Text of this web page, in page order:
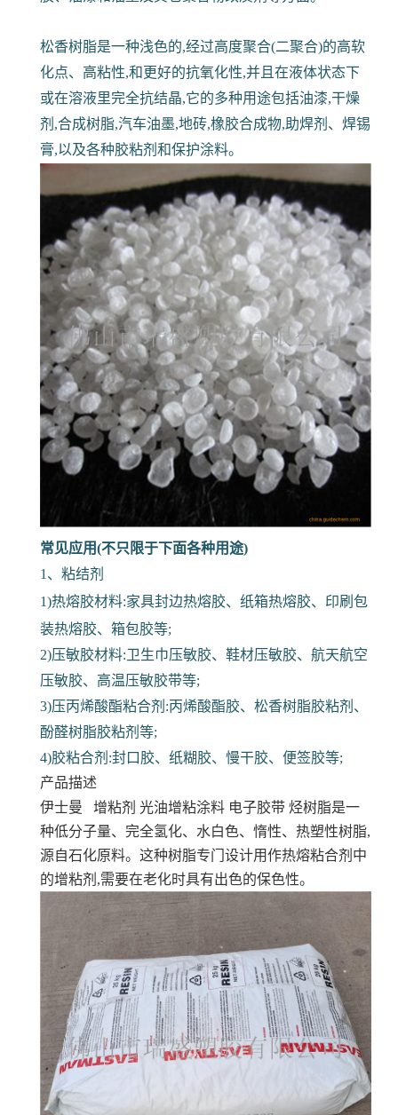
松香树脂是一种浅色的,经过高度聚合(二聚合)的高软
化点、高粘性,和更好的抗氧化性,并且在液体状态下
或在溶液里完全抗结晶,它的多种用途包括油漆,干燥
剂,合成树脂,汽车油墨,地砖,橡胶合成物,助焊剂、焊锡
膏,以及各种胶粘剂和保护涂料。
常见应用(不只限于下面各种用途)
1、粘结剂
1)热熔胶材料:家具封边热熔胶、纸箱热熔胶、印刷包
装热熔胶、箱包胶等;
2)压敏胶材料:卫生巾压敏胶、鞋材压敏胶、航天航空
压敏胶、高温压敏胶带等;
3)压丙烯酸酯粘合剂:丙烯酸酯胶、松香树脂胶粘剂、
酚醛树脂胶粘剂等;
4)胶粘合剂:封口胶、纸糊胶、慢干胶、便签胶等;
产品描述
伊士曼 增粘剂 光油增粘涂料 电子胶带 烃树脂是一
种低分子量、完全氢化、水白色、惰性、热塑性树脂,
源自石化原料。这种树脂专门设计用作热熔粘合剂中
的增粘剂,需要在老化时具有出色的保色性。